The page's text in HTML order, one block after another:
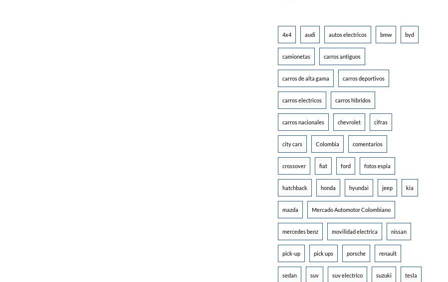
4x4 audi autos electricos bmw byd
camionetas carros antiguos
carros de alta gama carros deportivos
carros electricos carros hibridos
carros nacionales chevrolet cifras
city cars Colombia comentarios
crossover fiat ford fotos espia
hatchback honda hyundai jeep kia
mazda Mercado Automotor Colombiano
mercedes benz movilidad electrica nissan
pick-up pick ups porsche renault
sedan suv suv electrico suzuki tesla